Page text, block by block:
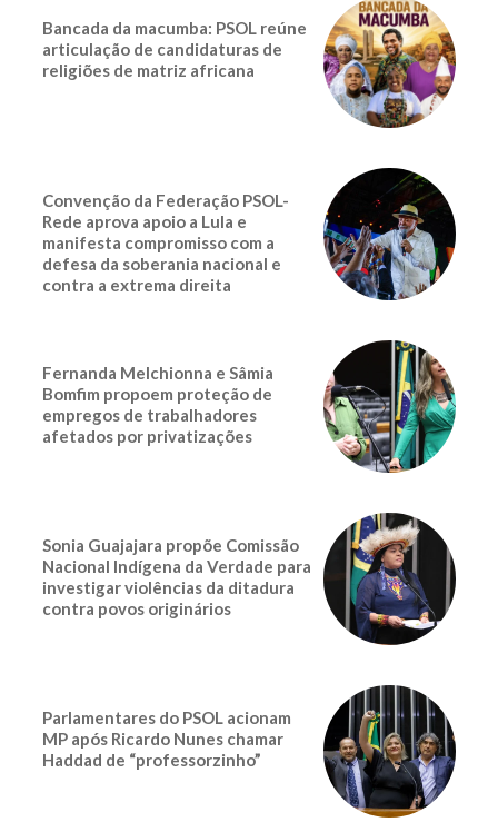
Bancada da macumba: PSOL reúne
articulação de candidaturas de
religiões de matriz africana
Convenção da Federação PSOL-
Rede aprova apoio a Lula e
manifesta compromisso com a
defesa da soberania nacional e
contra a extrema direita
Fernanda Melchionna e Sâmia
Bomfim propoem proteção de
empregos de trabalhadores
afetados por privatizações
Sonia Guajajara propõe Comissão
Nacional Indígena da Verdade para
investigar violências da ditadura
contra povos originários
Parlamentares do PSOL acionam
MP após Ricardo Nunes chamar
Haddad de “professorzinho”